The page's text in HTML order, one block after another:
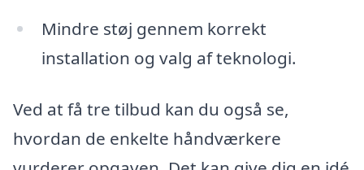
Mindre støj gennem korrekt
installation og valg af teknologi.
Ved at få tre tilbud kan du også se,
hvordan de enkelte håndværkere